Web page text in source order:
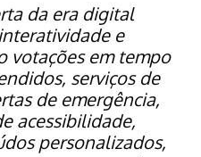
da era digital
e
votações em tempo
serviços de
de emergência,
acessibilidade,
personalizados,